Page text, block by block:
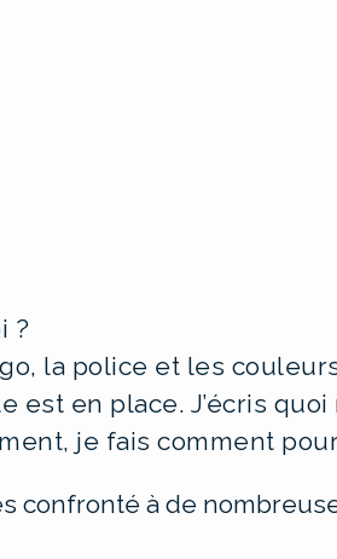
?
la police et les
est en place. J’écris
je fais comment
confronté à de